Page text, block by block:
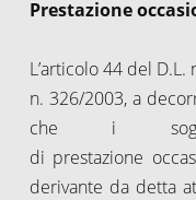
Prestazione
L’articolo 44 del
n. 326/2003, a
che i
di prestazione
derivante da detta